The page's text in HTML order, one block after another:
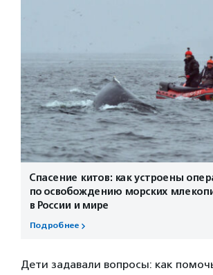
Спасение китов: как устроены
по освобождению морских
в России и мире
Подробнее
Дети задавали вопросы: как